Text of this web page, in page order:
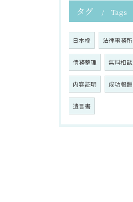
タグ Tags
日本橋 法律事務所
債務整理 無料相談
内容証明 成功報酬
遺言書